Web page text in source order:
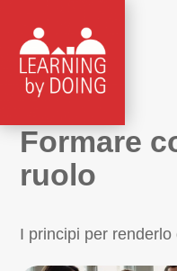
Formare
ruolo
I principi per